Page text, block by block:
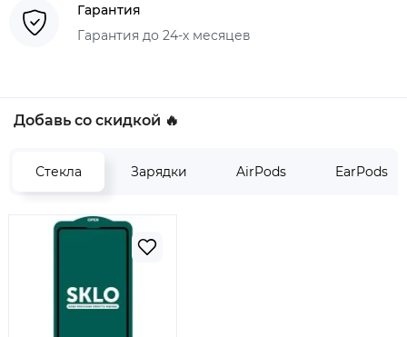
Гарантия
Гарантия до 24-х месяцев
Добавь со скидкой 🔥
Стекла Зарядки AirPods EarPods